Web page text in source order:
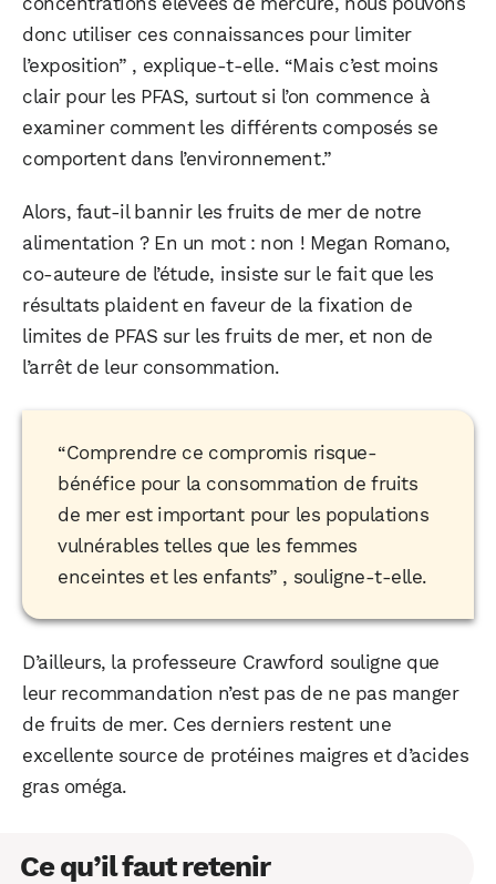
donc utiliser ces connaissances pour limiter
l’exposition” , explique-t-elle. “Mais c’est moins
clair pour les PFAS, surtout si l’on commence à
examiner comment les différents composés se
comportent dans l’environnement.”
Alors, faut-il bannir les fruits de mer de notre
alimentation ? En un mot : non ! Megan Romano,
co-auteure de l’étude, insiste sur le fait que les
résultats plaident en faveur de la fixation de
limites de PFAS sur les fruits de mer, et non de
l’arrêt de leur consommation.
“Comprendre ce compromis risque-
bénéfice pour la consommation de fruits
de mer est important pour les populations
vulnérables telles que les femmes
enceintes et les enfants” , souligne-t-elle.
D’ailleurs, la professeure Crawford souligne que
leur recommandation n’est pas de ne pas manger
de fruits de mer. Ces derniers restent une
excellente source de protéines maigres et d’acides
gras oméga.
Ce qu’il faut retenir